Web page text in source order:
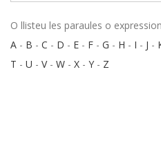
O llisteu les paraules o
A - B - C - D - E - F - G - H - I - J -
T - U - V- W - X - Y - Z